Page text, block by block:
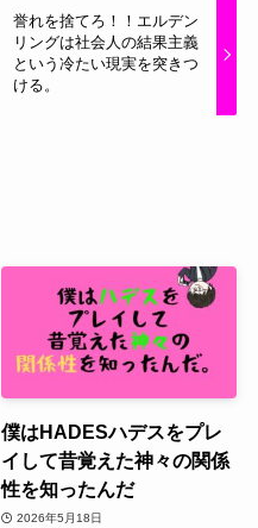
誉れを捨てろ！！エルデン
リングは社会人の結果主義
という冷たい現実を突きつ
ける。
僕はHADESハデスをプレ
イして昔覚えた神々の関係
性を知ったんだ
2026年5月18日